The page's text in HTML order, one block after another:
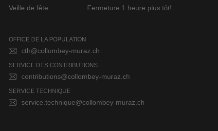
Veille de fête Fermeture 1 heure plus tôt!
OFFICE DE LA POPULATION
cth@collombey-muraz.ch
SERVICE DES CONTRIBUTIONS
contributions@collombey-muraz.ch
SERVICE TECHNIQUE
service.technique@collombey-muraz.ch